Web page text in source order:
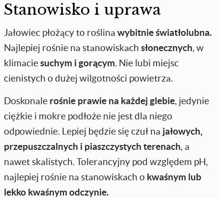
Stanowisko i uprawa
Jałowiec płożący to roślina wybitnie światłolubna.
Najlepiej rośnie na stanowiskach słonecznych, w
klimaciesuchym i gorącym. Nie lubi miejsc
cienistych o dużej wilgotności powietrza.
Doskonale rośnie prawie na każdej glebie, jedynie
ciężkie i mokre podłoże nie jest dla niego
odpowiednie. Lepiej będzie się czuł na jałowych,
przepuszczalnych i piaszczystych terenach, a
nawet skalistych. Tolerancyjny pod względem pH,
najlepiej rośnie na stanowiskach o kwaśnym lub
lekko kwaśnym odczynie.